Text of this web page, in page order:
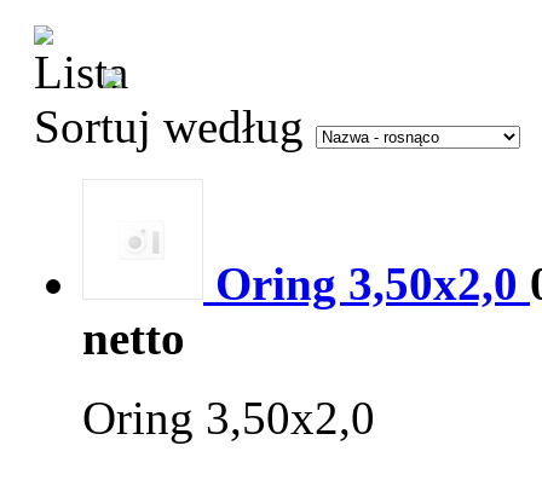
Sortuj według
Oring 3,50x2,0
netto
Oring 3,50x2,0